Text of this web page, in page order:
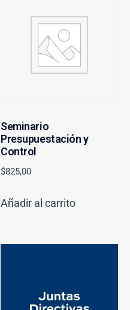
Seminario
Presupuestación y
Control
$825,00
Añadir al carrito